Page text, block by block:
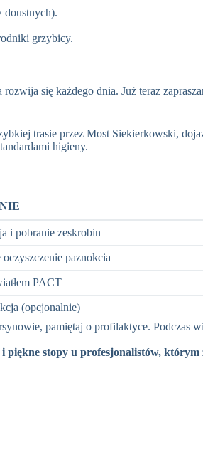
doustnych).
grzybicy.
się każdego dnia. Już teraz
trasie przez Most Siekierkowski,
higieny.
i pobranie zeskrobin
paznokcia
PACT
(opcjonalnie)
pamiętaj o profilaktyce. Podczas
stopy u profesjonalistów, którym